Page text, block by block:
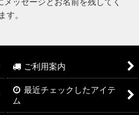
す。
ご利用案内
最近チェックしたアイテ
ム